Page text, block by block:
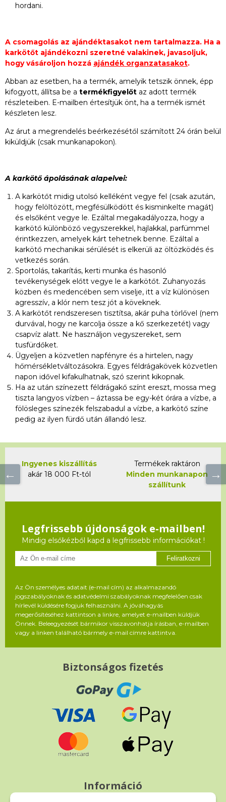
hordani.
A csomagolás az ajándéktasakot nem tartalmazza. Ha a
karkötőt ajándékozni szeretné valakinek, javasoljuk,
hogy vásároljon hozzá ajándék organzatasakot.
Abban az esetben, ha a termék, amelyik tetszik önnek, épp
kifogyott, állítsa be a termékfigyelőt az adott termék
részleteiben. E-mailben értesítjük önt, ha a termék ismét
készleten lesz.
Az árut a megrendelés beérkezésétől számított 24 órán belül
kiküldjük (csak munkanapokon).
A karkötő ápolásának alapelvei:
A karkötőt midig utolsó kelléként vegye fel (csak azután,
hogy felöltözött, megfésülködött és kisminkelte magát)
és elsőként vegye le. Ezáltal megakadályozza, hogy a
karkötő különböző vegyszerekkel, hajlakkal, parfümmel
érintkezzen, amelyek kárt tehetnek benne. Ezáltal a
karkötő mechanikai sérülését is elkerüli az öltözködés és
vetkezés során.
Sportolás, takarítás, kerti munka és hasonló
tevékenységek előtt vegye le a karkötőt. Zuhanyozás
közben és medencében sem viselje, itt a víz különösen
agresszív, a klór nem tesz jót a köveknek.
A karkötőt rendszeresen tisztítsa, akár puha törlővel (nem
durvával, hogy ne karcolja össze a kő szerkezetét) vagy
csapvíz alatt. Ne használjon vegyszereket, sem
tusfürdőket.
Ügyeljen a közvetlen napfényre és a hirtelen, nagy
hőmérsékletváltozásokra. Egyes féldrágakövek közvetlen
napon idővel kifakulhatnak, szó szerint kikopnak.
Ha az után színezett féldrágakő színt ereszt, mossa meg
tiszta langyos vízben – áztassa be egy-két órára a vízbe, a
fölösleges színezék felszabadul a vízbe, a karkötő színe
pedig az ilyen fürdő után állandó lesz.
Ingyenes kiszállítás
akár 18 000 Ft-tól
Termékek raktáron
Minden munkanapon
szállítunk
Legfrissebb újdonságok e-mailben!
Mindig elsőkézből kapd a legfrissebb információkat !
Feliratkozni
Az Ön személyes adatait (e-mail cím) az alkalmazandó
jogszabályoknak és adatvédelmi szabályoknak megfelelően csak
hírlevél küldésére fogjuk felhasználni. A jóváhagyás
megerősítéséhez kattintson a linkre, amelyet e-mailben küldjük
Önnek. Beleegyezését bármikor visszavonhatja írásban, e-mailben
vagy a linken található bármely e-mail címre kattintva.
Biztonságos fizetés
Információ